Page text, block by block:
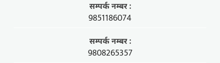
सम्पर्क नम्बर :
9851186074
सम्पर्क नम्बर :
9808265357